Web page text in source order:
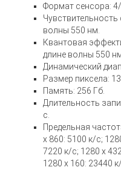
Формат сенсора: 4/
Чувствительность
волны 550 нм.
Квантовая
длине волны 550
Динамический
Размер пиксела:
Память: 256 Гб.
Длительность
с.
Предельная
x 860: 5100 к/c;
7220 к/c; 1280 x
1280 x 160: 23440